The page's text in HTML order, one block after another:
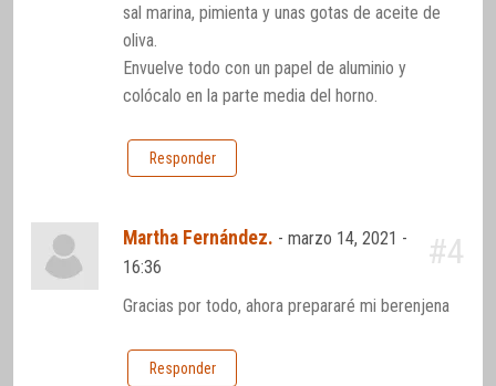
sal marina, pimienta y unas gotas de aceite de
oliva.
Envuelve todo con un papel de aluminio y
colócalo en la parte media del horno.
Responder
Martha Fernández. -marzo 14, 2021 -
16:36
#4
Gracias por todo, ahora prepararé mi berenjena
Responder